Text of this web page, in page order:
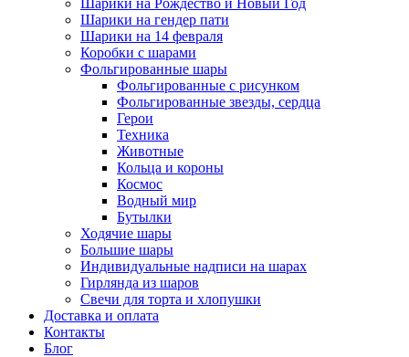
Шарики на Рождество и Новый Год
Шарики на гендер пати
Шарики на 14 февраля
Коробки с шарами
Фольгированные шары
Фольгированные с рисунком
Фольгированные звезды, сердца
Герои
Техника
Животные
Кольца и короны
Космос
Водный мир
Бутылки
Ходячие шары
Большие шары
Индивидуальные надписи на шарах
Гирлянда из шаров
Свечи для торта и хлопушки
Доставка и оплата
Контакты
Блог